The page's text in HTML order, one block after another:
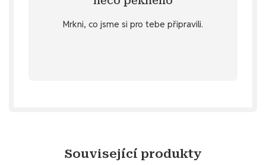
Mrkni, co jsme si pro tebe připravili.
Související produkty